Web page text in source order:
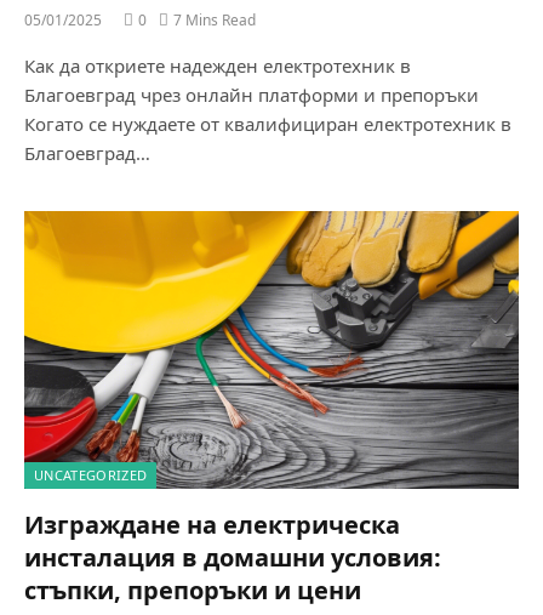
05/01/2025 0 7 Mins Read
Как да откриете надежден електротехник в
Благоевград чрез онлайн платформи и препоръки
Когато се нуждаете от квалифициран електротехник в
Благоевград…
UNCATEGORIZED
Изграждане на електрическа
инсталация в домашни условия:
стъпки, препоръки и цени